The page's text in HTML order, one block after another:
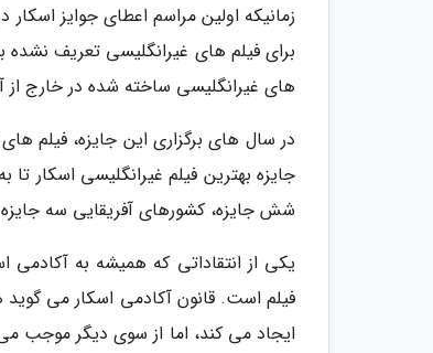
های غیرانگلیسی ساخته شده در خارج از
شش جایزه، کشورهای آفریقایی سه
یکی از انتقاداتی که همیشه به
فیلم است. قانون آکادمی اسکار می
ایجاد می کند، اما از سوی دیگر موجب می